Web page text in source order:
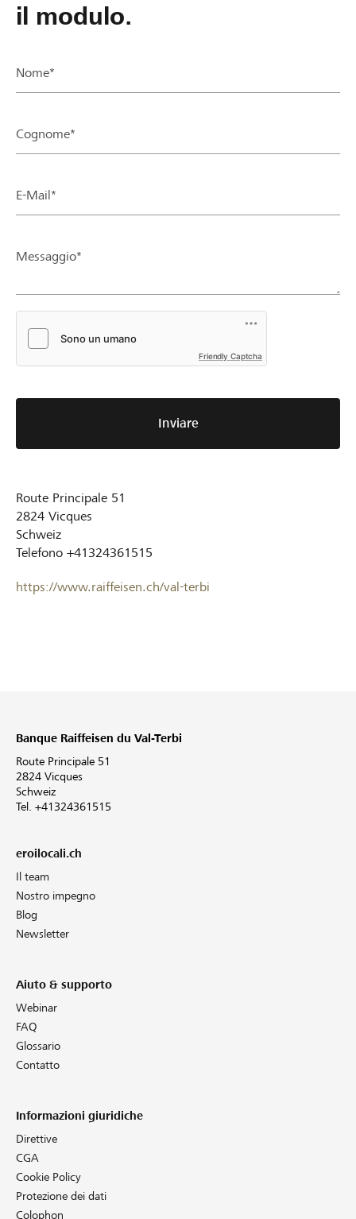
il modulo.
Nome*
Cognome*
E-Mail*
Messaggio*
Friendly Captcha
Inviare
Route Principale 51
2824 Vicques
Schweiz
Telefono +41324361515
https://www.raiffeisen.ch/val-terbi
Banque Raiffeisen du Val-Terbi
Route Principale 51
2824 Vicques
Schweiz
Tel. +41324361515
eroilocali.ch
Il team
Nostro impegno
Blog
Newsletter
Aiuto & supporto
Webinar
FAQ
Glossario
Contatto
Informazioni giuridiche
Direttive
CGA
Cookie Policy
Protezione dei dati
Colophon